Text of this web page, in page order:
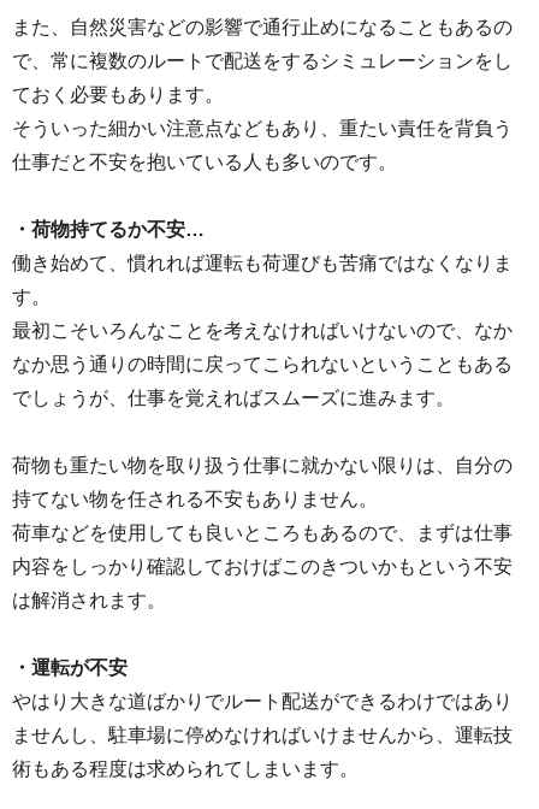
また、自然災害などの影響で通行止めになることもあるの
で、常に複数のルートで配送をするシミュレーションをし
ておく必要もあります。
そういった細かい注意点などもあり、重たい責任を背負う
仕事だと不安を抱いている人も多いのです。
・荷物持てるか不安…
働き始めて、慣れれば運転も荷運びも苦痛ではなくなりま
す。
最初こそいろんなことを考えなければいけないので、なか
なか思う通りの時間に戻ってこられないということもある
でしょうが、仕事を覚えればスムーズに進みます。
荷物も重たい物を取り扱う仕事に就かない限りは、自分の
持てない物を任される不安もありません。
荷車などを使用しても良いところもあるので、まずは仕事
内容をしっかり確認しておけばこのきついかもという不安
は解消されます。
・運転が不安
やはり大きな道ばかりでルート配送ができるわけではあり
ませんし、駐車場に停めなければいけませんから、運転技
術もある程度は求められてしまいます。